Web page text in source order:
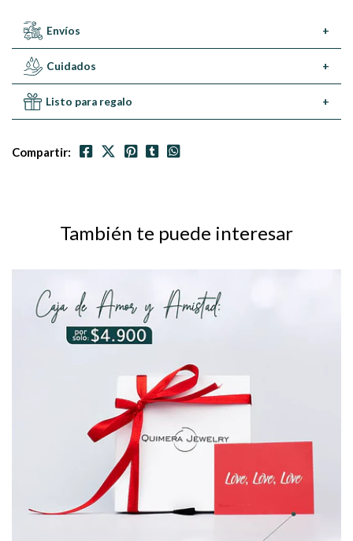
Envíos +
Cuidados +
Listo para regalo +
Compartir:
También te puede interesar